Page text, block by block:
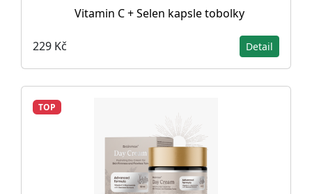
Vitamin C + Selen kapsle tobolky
229 Kč Detail
TOP